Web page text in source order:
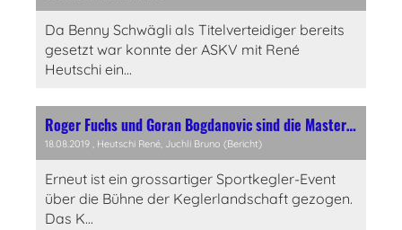
Da Benny Schwägli als Titelverteidiger bereits
gesetzt war konnte der ASKV mit René
Heutschi ein...
Roger Fuchs und Goran Bogdanovic sind die Masters Sieger 2019
18.08.2019 , Heutschi René, Juchli Bruno (Bericht)
Erneut ist ein grossartiger Sportkegler-Event
über die Bühne der Keglerlandschaft gezogen.
Das K...